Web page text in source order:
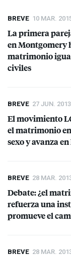
BREVE 10 MAR.
La primera
en Montgomery
matrimonio
civiles
BREVE 27 JUN. 2013
El movimiento
el matrimonio
sexo y avanza
BREVE 28 MAR.
Debate: ¿el
refuerza una
promueve el
BREVE 28 MAR.